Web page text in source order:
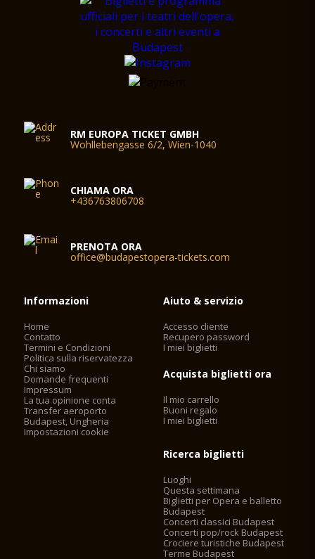
RM EUROPA TICKET GMBH
Wohllebengasse 6/2, Wien-1040
CHIAMA ORA
+436763806708
PRENOTA ORA
office@budapestopera-tickets.com
Informazioni
Home
Contatto
Termini e Condizioni
Politica sulla riservatezza
Chi siamo
Domande frequenti
Impressum
La tua opinione conta
Transfer aeroporto
Budapest, Ungheria
Impostazioni cookie
Aiuto & servizio
Accesso cliente
Recupero password
I miei biglietti
Acquista biglietti ora
Il mio carrello
Buoni regalo
I miei biglietti
Ricerca biglietti
Luoghi
Questa settimana
Biglietti per Opera e balletto
Budapest
Concerti classici Budapest
Concerti pop/rock Budapest
Crociere turistiche Budapest
Terme Budapest